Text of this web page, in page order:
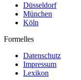
Düsseldorf
München
Köln
Formelles
Datenschutz
Impressum
Lexikon